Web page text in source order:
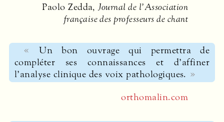
Paolo Zedda,Journal de l’Association
française des professeurs de chant
Un bon ouvrage qui permettra de
compléter ses connaissances et d’affiner
l’analyse clinique des voix pathologiques.
orthomalin.com